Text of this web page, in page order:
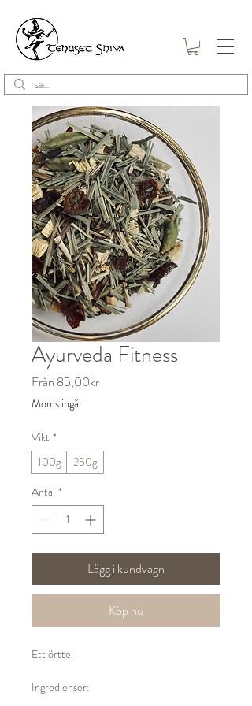
Ayurveda Fitness
Från 85,00krReapris
Moms ingår
Vikt *
100g
250g
Antal *
Lägg i kundvagn
Köp nu
Ett örtte.
Ingredienser: